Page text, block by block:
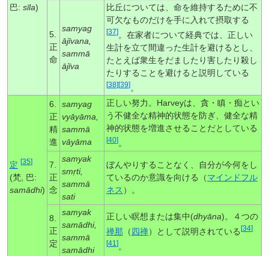
巴: sīla)
5.
正
命
samyag
ājīvana
sammā
ājīva
比丘については、命を維持するために不
可欠なものだけを手に入れて摂取する
[37]。在家者について経典では、正しい
生計を立て間違った生計を避けるとし、
たとえば衆生をだましたり害したり殺し
たりすることを避けると説明している
[38][39]。
定 [35]
(梵, 巴:
samādhi)
6.
正
精
進
samyag
vyāyāma
sammā
vāyāma
正しい努力。Harveyは、貪・瞋・痴とい
う不健全な精神的状態を防ぎ、健全な精
神的状態を増進させることだとしている
[40]。
7.
正
念
samyak
smṛti,
sammā
sati
ぼんやりすることなく、自分が今何をし
ているのか意識を向ける（マインドフル
ネス ）。
8.
正
定
samyak
samādhi,
sammā
samādhi
正しい瞑想または集中(dhyāna)。４つの
禅那 （四禅）として説明されている [34]
[41 ]。